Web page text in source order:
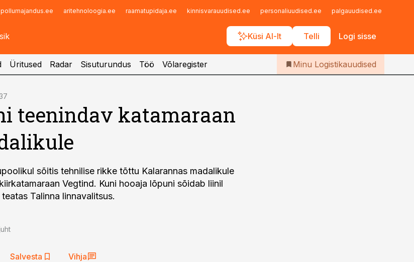
pollumajandus.ee aritehnoloogia.ee raamatupidaja.ee kinnisvarauudised.ee personaliuudised.ee palgauudised.ee
Küsi AI-lt Telli Logi sisse
Iseteenindus
Telli Logistikauudised
Üritused Radar Sisuturundus Töö Võlaregister Minu Logistikauudised
teenindav katamaraan
sõitis tehnilise rikke tõttu Kalarannas madalikule
Vegtind. Kuni hooaja lõpuni sõidab liinil
Talinna linnavalitsus.
Salvesta Vihja